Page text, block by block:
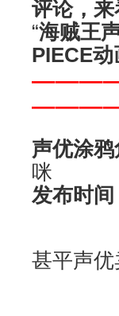
评论，来
“海贼王
PIECE动
声优涂鸦
咪
发布时间
甚平声